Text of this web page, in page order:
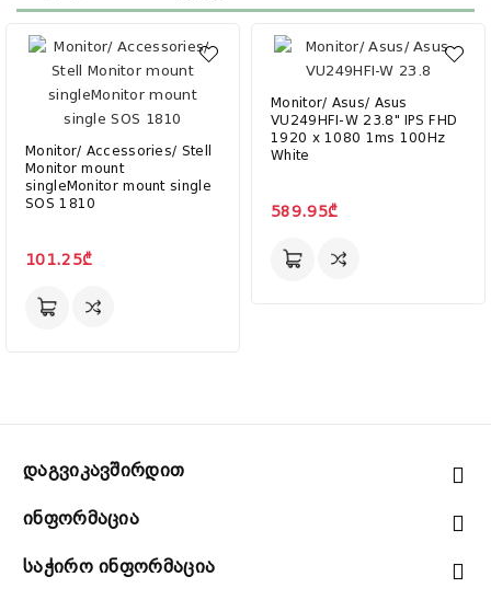
Monitor/ Accessories/ Stell
Monitor mount
singleMonitor mount single
SOS 1810
101.25₾
Monitor/ Asus/ Asus
VU249HFI-W 23.8" IPS FHD
1920 x 1080 1ms 100Hz
White
589.95₾
Დაგვიკავშირდით
Ინფორმაცია
Საჭირო Ინფორმაცია